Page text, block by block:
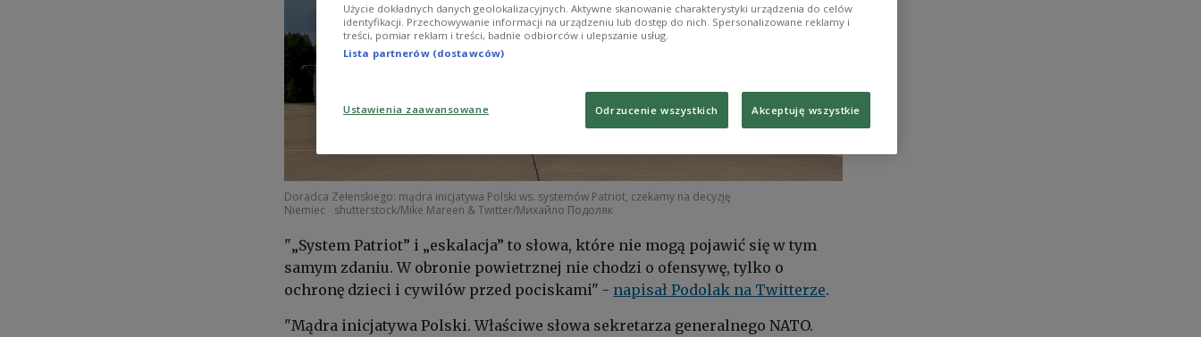
Doradca Zełenskiego: mądra inicjatywa Polski ws. systemów Patriot, czekamy na decyzję
Niemiec
shutterstock/Mike Mareen & Twitter/Михайло Подоляк
"„System Patriot” i „eskalacja” to słowa, które nie mogą pojawić się w tym
samym zdaniu. W obronie powietrznej nie chodzi o ofensywę, tylko o
ochronę dzieci i cywilów przed pociskami" - napisał Podolak na Twitterze.
"Mądra inicjatywa Polski. Właściwe słowa sekretarza generalnego NATO.
Użycie dokładnych danych geolokalizacyjnych. Aktywne skanowanie charakterystyki urządzenia do celów
identyfikacji. Przechowywanie informacji na urządzeniu lub dostęp do nich. Spersonalizowane reklamy i
treści, pomiar reklam i treści, badnie odbiorców i ulepszanie usług.
Lista partnerów (dostawców)
Ustawienia zaawansowane Odrzucenie wszystkich Akceptuję wszystkie